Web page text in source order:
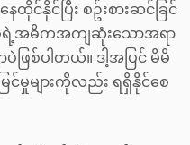
နိုင်ပြီး စဥ်းစားဆင်ခြင်
အဓိကအကျဆုံးသောအရာ
ြစ်ပါတယ်။ ဒါ့အပြင် မိမိ
မှုများကိုလည်း ရရှိနိုင်စေ